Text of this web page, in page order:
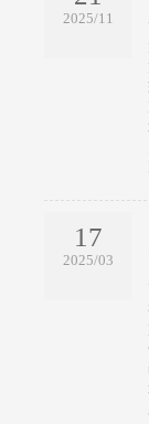
2025/11
17
2025/03